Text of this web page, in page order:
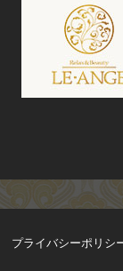
プライバシーポリシ